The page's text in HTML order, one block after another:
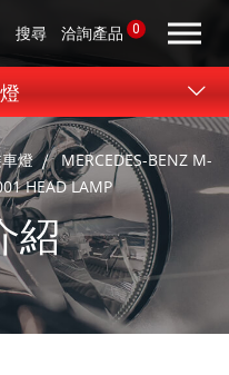
搜尋 洽詢產品 0
燈
MERCEDES-BENZ M-
HEAD LAMP
紹